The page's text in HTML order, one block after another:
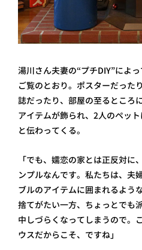
湯川さん夫妻の“プチDIY”によ
ご覧のとおり。ポスターだった
誌だったり、部屋の至るところ
アイテムが飾られ、2人のペット
と伝わってくる。
「でも、嬬恋の家とは正反対
ンプルなんです。私たちは、夫
ブルのアイテムに囲まれるよう
捨てがたい一方、ちょっとでも
中しづらくなってしまうので。
ウスだからこそ、ですね」